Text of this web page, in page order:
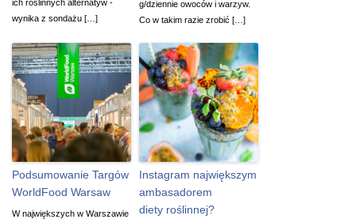
ich roślinnych alternatyw -
wynika z sondażu […]
g/dziennie owoców i warzyw.
Co w takim razie zrobić […]
Podsumowanie Targów
WorldFood Warsaw
W największych w Warszawie
Instagram największym
ambasadorem
diety roślinnej?